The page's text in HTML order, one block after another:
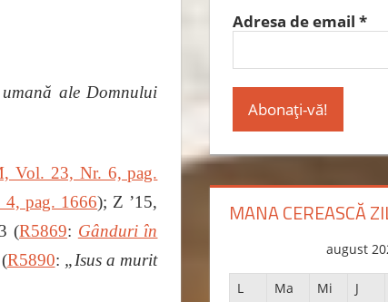
ale Domnului
Vol. 23, Nr. 6, pag.
pag. 1666); Z ʼ15,
(R5869: Gânduri în
R5890: „Isus a murit
Adresa de email*
MANA CEREASCĂ
august
L Ma Mi J